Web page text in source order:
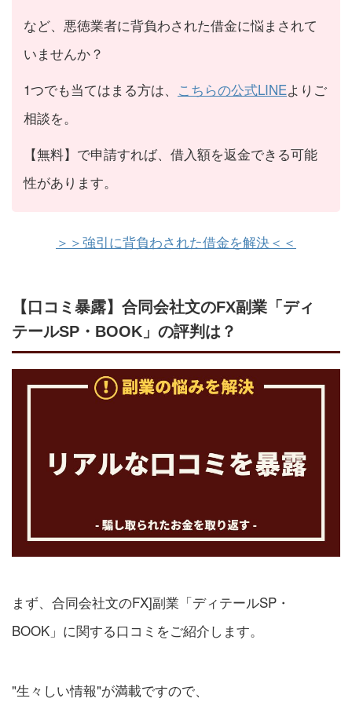
など、悪徳業者に背負わされた借金に悩まされて
いませんか？
1つでも当てはまる方は、 こちらの公式LINEよりご
相談を。
【無料】で申請すれば、借入額を返金できる可能
性があります。
＞＞強引に背負わされた借金を解決＜＜
【口コミ暴露】合同会社文のFX副業「ディ
テールSP・BOOK」の評判は？
まず、合同会社文のFX]副業「ディテールSP・
BOOK」に関する口コミをご紹介します。
"生々しい情報"が満載ですので、